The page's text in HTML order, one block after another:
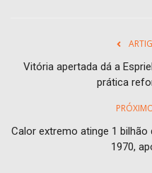
Vitória apertada dá a
prática
Calor extremo atinge 1
1970,